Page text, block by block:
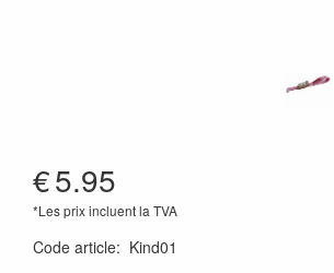
€5.95
*Les prix incluent la TVA
Code article: Kind01